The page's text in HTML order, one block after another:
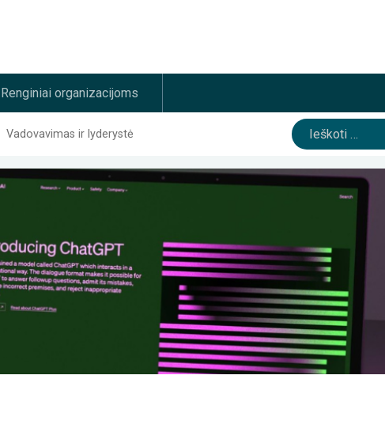
Renginiai organizacijoms
Vadovavimas ir lyderystė Ieškoti: